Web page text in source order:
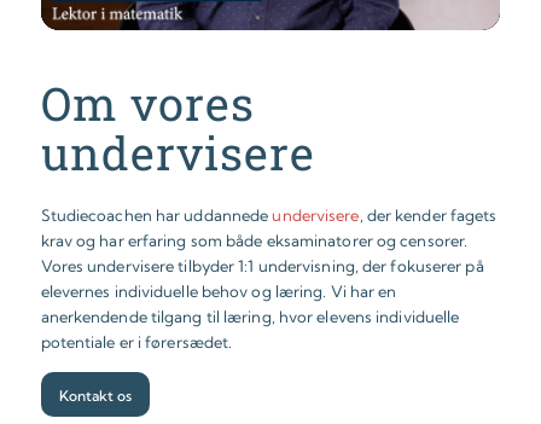
Om vores
undervisere
Studiecoachen har uddannedeundervisere, der kender fagets
krav og har erfaring som både eksaminatorer og censorer.
Vores undervisere tilbyder 1:1 undervisning, der fokuserer på
elevernes individuelle behov og læring. Vi har en
anerkendende tilgang til læring, hvor elevens individuelle
potentiale er i førersædet.
Kontakt os